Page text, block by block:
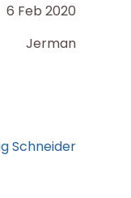
6 Feb 2020
Jerman
Schneider